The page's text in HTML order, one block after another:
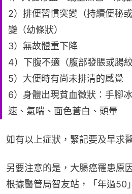
2）排便習慣突變（持續便秘
變（幼條狀）
3）無故體重下降
4）下腹不適（腹部發脹或腸絞
5）大便時有尚未排清的感覺
6）身體出現貧血徵狀：手腳
速、氣喘、面色蒼白、頭暈
如有以上症狀，緊記要及早求
另要注意的是，大腸癌罹患原
根據醫管局智友站，「年過50